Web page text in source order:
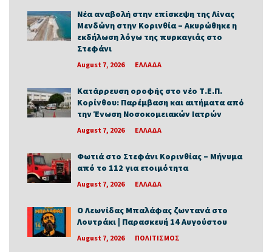
Νέα αναβολή στην επίσκεψη της Λίνας
Μενδώνη στην Κορινθία – Ακυρώθηκε η
εκδήλωση λόγω της πυρκαγιάς στο
Στεφάνι
August 7, 2026 ΕΛΛΑΔΑ
Κατάρρευση οροφής στο νέο Τ.Ε.Π.
Κορίνθου: Παρέμβαση και αιτήματα από
την Ένωση Νοσοκομειακών Ιατρών
August 7, 2026 ΕΛΛΑΔΑ
Φωτιά στο Στεφάνι Κορινθίας – Μήνυμα
από το 112 για ετοιμότητα
August 7, 2026 ΕΛΛΑΔΑ
Ο Λεωνίδας Μπαλάφας ζωντανά στο
Λουτράκι | Παρασκευή 14 Αυγούστου
August 7, 2026 ΠΟΛΙΤΙΣΜΟΣ